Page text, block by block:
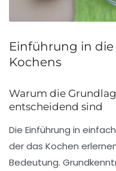
Einführung in
Kochens
Warum die
entscheidend sind
Die Einführung in
der das Kochen
Bedeutung.